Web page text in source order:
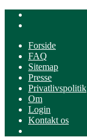
Forside
FAQ
Sitemap
Presse
Privatlivspolitik
Om
Login
Kontakt os